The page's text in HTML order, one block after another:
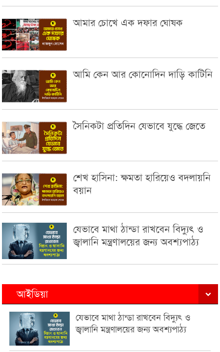
আমার চোখে এক দফার ঘোষক
আমি কেন আর কোনোদিন দাড়ি কাটিনি
সৈনিকটা প্রতিদিন যেভাবে যুদ্ধে জেতে
শেখ হাসিনা: ক্ষমতা হারিয়েও বদলায়নি
বয়ান
যেভাবে মাথা ঠান্ডা রাখবেন বিদ্যুৎ ও
জ্বালানি মন্ত্রণালয়ের জন্য অবশ্যপাঠ্য
আইডিয়া
যেভাবে মাথা ঠান্ডা রাখবেন বিদ্যুৎ ও
জ্বালানি মন্ত্রণালয়ের জন্য অবশ্যপাঠ্য